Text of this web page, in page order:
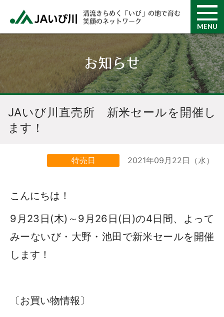
清流きらめく「いび」の地で育む
笑顔のネットワーク
MENU
お知らせ
JAいび川直売所 新米セールを開催し
ます！
2021年09月22日（水）
特売日
こんにちは！
9月23日(木)～9月26日(日)の4日間、よって
みーないび・大野・池田で新米セールを開催
します！
〔お買い物情報〕